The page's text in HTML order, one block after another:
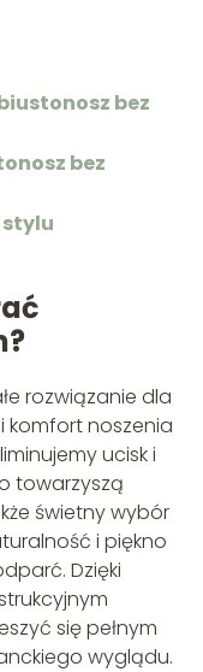
bez
bez
rozwiązanie dla
komfort noszenia
ucisk i
towarzyszą
świetny wybór
i piękno
Dzięki
się pełnym
wyglądu.